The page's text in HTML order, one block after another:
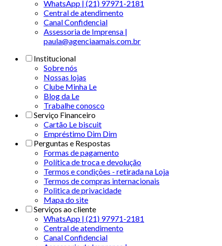
WhatsApp | (21) 97971-2181
Central de atendimento
Canal Confidencial
Assessoria de Imprensa |
paula@agenciaamais.com.br
Institucional
Sobre nós
Nossas lojas
Clube Minha Le
Blog da Le
Trabalhe conosco
Serviço Financeiro
Cartão Le biscuit
Empréstimo Dim Dim
Perguntas e Respostas
Formas de pagamento
Política de troca e devolução
Termos e condições - retirada na Loja
Termos de compras internacionais
Politica de privacidade
Mapa do site
Serviços ao cliente
WhatsApp | (21) 97971-2181
Central de atendimento
Canal Confidencial